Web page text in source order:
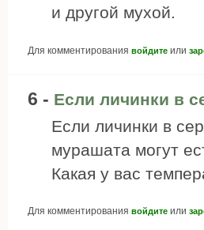
и другой мухой.
Для комментирования войдите или
6 - Если личинки в
Если личинки в
мурашата могут
Какая у вас
Для комментирования войдите или